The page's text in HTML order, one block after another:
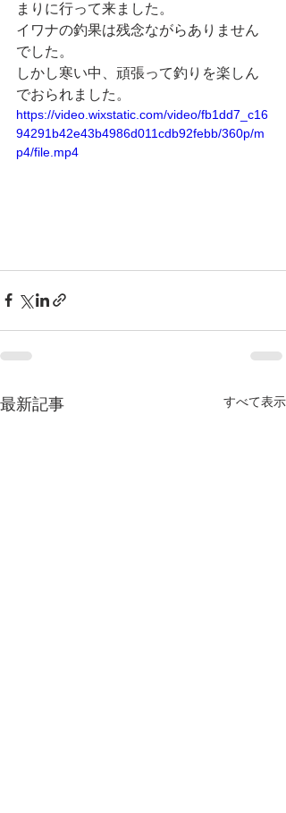
まりに行って来ました。
イワナの釣果は残念ながらありません
でした。
しかし寒い中、頑張って釣りを楽しん
でおられました。
https://video.wixstatic.com/video/fb1dd7_c16
94291b42e43b4986d011cdb92febb/360p/m
p4/file.mp4
最新記事 すべて表示